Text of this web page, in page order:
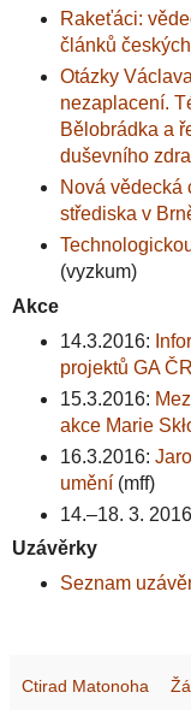
Rakeťáci:
článků
Otázky
nezaplacení.
Bělobrádka a
duševního
Nová vědecká
střediska v
(vyzkum)
Akce
14.3.2016:
projektů GA
15.3.2016:
akce Marie
16.3.2016:
umění(mff)
14.–18. 3.
Uzávěrky
Seznam
Ctirad Matonoha